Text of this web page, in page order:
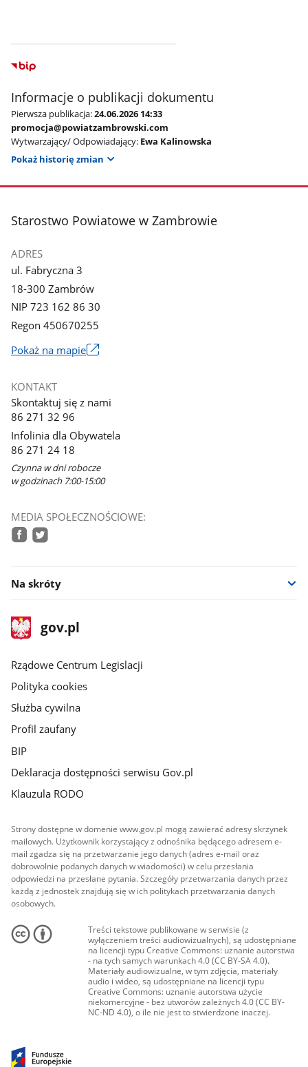
Informacje o publikacji dokumentu
Pierwsza publikacja:24.06.2026 14:33
promocja@powiatzambrowski.com
Wytwarzający/ Odpowiadający: Ewa Kalinowska
Pokaż historię zmian
stopka
Starostwo Powiatowe w Zambrowie
ADRES
ul. Fabryczna 3
18-300 Zambrów
NIP 723 162 86 30
Regon 450670255
Pokaż na mapieLink
nowym
KONTAKT
Skontaktuj się z nami
86 271 32 96
Infolinia dla Obywatela
86 271 24 18
Czynna w dni robocze
w godzinach 7:00-15:00
MEDIA SPOŁECZNOŚCIOWE:
Na skróty
stopka
gov.plStrona
gov.pl
Rządowe Centrum Legislacji
Polityka cookies
Służba cywilna
Profil zaufany
BIP
Deklaracja dostępności serwisu Gov.pl
Klauzula RODO
Strony dostępne w domenie www.gov.pl mogą zawierać adresy skrzynek
mailowych. Użytkownik korzystający z odnośnika będącego adresem e-
mail zgadza się na przetwarzanie jego danych (adres e-mail oraz
dobrowolnie podanych danych w wiadomości) w celu przesłania
odpowiedzi na przesłane pytania. Szczegóły przetwarzania danych przez
każdą z jednostek znajdują się w ich politykach przetwarzania danych
osobowych.
Treści tekstowe publikowane w serwisie (z
wyłączeniem treści audiowizualnych), są udostępniane
na licencji typu Creative Commons: uznanie autorstwa
- na tych samych warunkach 4.0 (CC BY-SA 4.0).
Materiały audiowizualne, w tym zdjęcia, materiały
audio i wideo, są udostępniane na licencji typu
Creative Commons: uznanie autorstwa użycie
niekomercyjne - bez utworów zależnych 4.0 (CC BY-
NC-ND 4.0), o ile nie jest to stwierdzone inaczej.